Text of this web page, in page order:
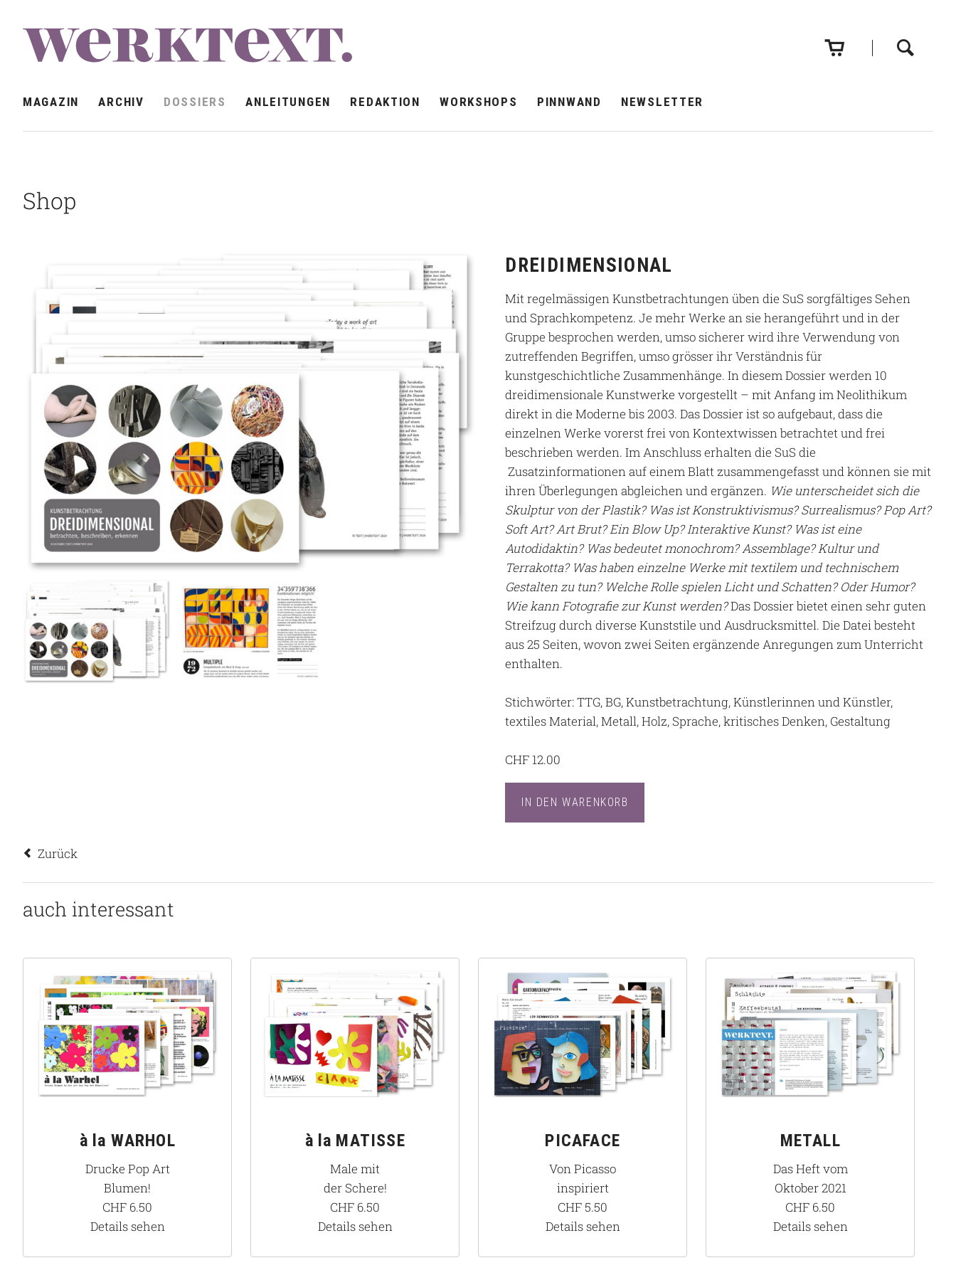
MAGAZIN ARCHIV DOSSIERS ANLEITUNGEN REDAKTION WORKSHOPS PINNWAND NEWSLETTER
Shop
DREIDIMENSIONAL
Mit regelmässigen Kunstbetrachtungen üben die SuS sorgfältiges Sehen
und Sprachkompetenz. Je mehr Werke an sie herangeführt und in der
Gruppe besprochen werden, umso sicherer wird ihre Verwendung von
zutreffenden Begriffen, umso grösser ihr Verständnis für
kunstgeschichtliche Zusammenhänge. In diesem Dossier werden 10
dreidimensionale Kunstwerke vorgestellt – mit Anfang im Neolithikum
direkt in die Moderne bis 2003. Das Dossier ist so aufgebaut, dass die
einzelnen Werke vorerst frei von Kontextwissen betrachtet und frei
beschrieben werden. Im Anschluss erhalten die SuS die
Zusatzinformationen auf einem Blatt zusammengefasst und können sie mit
ihren Überlegungen abgleichen und ergänzen. Wie unterscheidet sich die
Skulptur von der Plastik? Was ist Konstruktivismus? Surrealismus? Pop Art?
Soft Art? Art Brut? Ein Blow Up? Interaktive Kunst? Was ist eine
Autodidaktin? Was bedeutet monochrom? Assemblage? Kultur und
Terrakotta? Was haben einzelne Werke mit textilem und technischem
Gestalten zu tun? Welche Rolle spielen Licht und Schatten? Oder Humor?
Wie kann Fotografie zur Kunst werden?Das Dossier bietet einen sehr guten
Streifzug durch diverse Kunststile und Ausdrucksmittel. Die Datei besteht
aus 25 Seiten, wovon zwei Seiten ergänzende Anregungen zum Unterricht
enthalten.
Stichwörter: TTG, BG, Kunstbetrachtung, Künstlerinnen und Künstler,
textiles Material, Metall, Holz, Sprache, kritisches Denken, Gestaltung
CHF12.00
Zurück
auch interessant
à la WARHOL
Drucke Pop Art
Blumen!
CHF 6.50
Details sehen
à la MATISSE
Male mit
der Schere!
CHF 6.50
Details sehen
PICAFACE
Von Picasso
inspiriert
CHF5.50
Details sehen
METALL
Das Heft vom
Oktober 2021
CHF 6.50
Details sehen